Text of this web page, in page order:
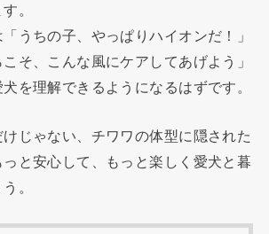
。
うちの子、やっぱりハイオンだ！」
こそ、こんな風にケアしてあげよう」
を理解できるようになるはずです。
じゃない、チワワの体型に隠された
と安心して、もっと楽しく愛犬と暮
。